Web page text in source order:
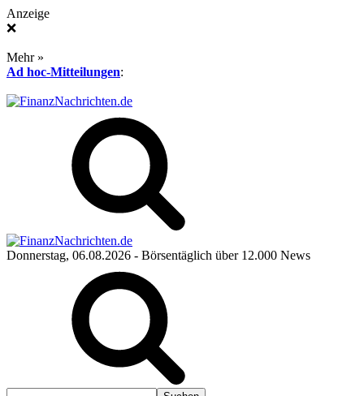
Anzeige
❌
Mehr »
Ad hoc-Mitteilungen:
Donnerstag, 06.08.2026 - Börsentäglich über 12.000 News